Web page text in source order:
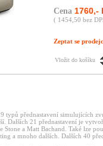
Cena 1760,-
( 1454,50 bez
Zeptat se
Vložit do košíku
typů přednastavení simulujících
Dalších 21 přednastavení je
a Matt Bachand. Také lze
a mnoho dalších. Dalších 40